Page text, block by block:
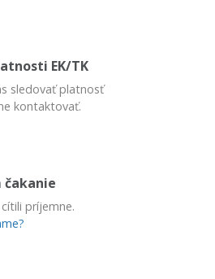
EK/TK
sledovať platnosť
kontaktovať.
čakanie
príjemne.